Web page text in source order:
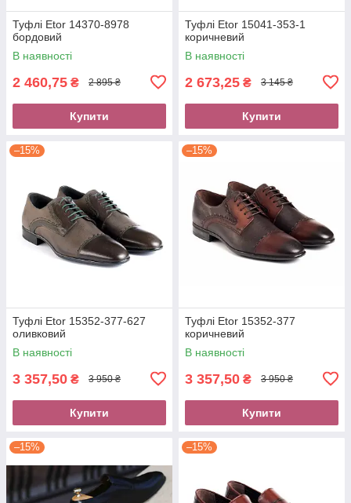
Туфлі Etor 14370-8978
бордовий
В наявності
2 460,75 ₴ 2 895 ₴
Купити
Туфлі Etor 15041-353-1
коричневий
В наявності
2 673,25 ₴ 3 145 ₴
Купити
–15%
Туфлі Etor 15352-377-627
оливковий
В наявності
3 357,50 ₴ 3 950 ₴
Купити
–15%
Туфлі Etor 15352-377
коричневий
В наявності
3 357,50 ₴ 3 950 ₴
Купити
–15% –15%